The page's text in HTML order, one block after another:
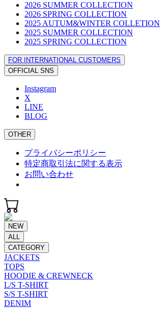
2026 SUMMER COLLECTION
2026 SPRING COLLECTION
2025 AUTUM&WINTER COLLETION
2025 SUMMER COLLECTION
2025 SPRING COLLECTION
FOR INTERNATIONAL CUSTOMERS
OFFICIAL SNS
Instagram
X
LINE
BLOG
OTHER
プライバシーポリシー
特定商取引法に関する表示
お問い合わせ
NEW
ALL
CATEGORY
JACKETS
TOPS
HOODIE & CREWNECK
L/S T-SHIRT
S/S T-SHIRT
DENIM